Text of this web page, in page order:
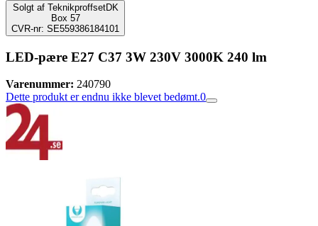
Solgt af TeknikproffsetDK
Box 57
CVR-nr: SE559386184101
LED-pære E27 C37 3W 230V 3000K 240 lm
Varenummer: 240790
Dette produkt er endnu ikke blevet bedømt.0